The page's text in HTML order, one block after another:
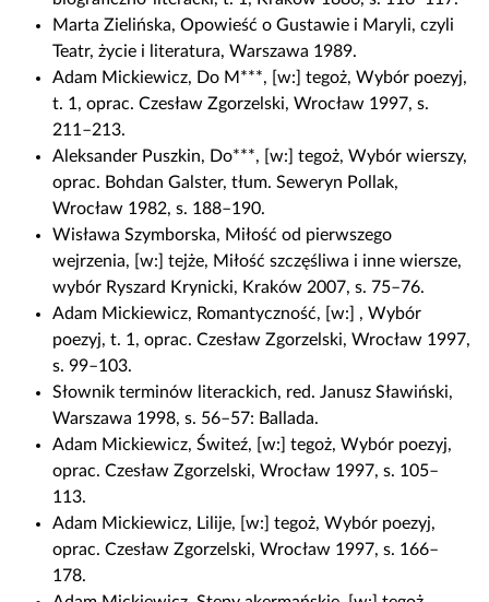
Marta Zielińska, Opowieść o Gustawie i Maryli, czyli
Teatr, życie i literatura, Warszawa 1989.
Adam Mickiewicz, Do M***, [w:] tegoż, Wybór poezyj,
t. 1, oprac. Czesław Zgorzelski, Wrocław 1997, s.
211–213.
Aleksander Puszkin, Do***, [w:] tegoż, Wybór wierszy,
oprac. Bohdan Galster, tłum. Seweryn Pollak,
Wrocław 1982, s. 188–190.
Wisława Szymborska, Miłość od pierwszego
wejrzenia, [w:] tejże, Miłość szczęśliwa i inne wiersze,
wybór Ryszard Krynicki, Kraków 2007, s. 75–76.
Adam Mickiewicz, Romantyczność, [w:] , Wybór
poezyj, t. 1, oprac. Czesław Zgorzelski, Wrocław 1997,
s. 99–103.
Słownik terminów literackich, red. Janusz Sławiński,
Warszawa 1998, s. 56–57: Ballada.
Adam Mickiewicz, Świteź, [w:] tegoż, Wybór poezyj,
oprac. Czesław Zgorzelski, Wrocław 1997, s. 105–
113.
Adam Mickiewicz, Lilije, [w:] tegoż, Wybór poezyj,
oprac. Czesław Zgorzelski, Wrocław 1997, s. 166–
178.